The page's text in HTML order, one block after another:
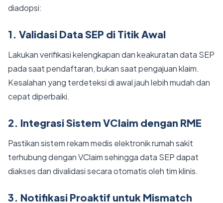
diadopsi:
1. Validasi Data SEP di Titik Awal
Lakukan verifikasi kelengkapan dan keakuratan data SEP
pada saat pendaftaran, bukan saat pengajuan klaim.
Kesalahan yang terdeteksi di awal jauh lebih mudah dan
cepat diperbaiki.
2. Integrasi Sistem VClaim dengan RME
Pastikan sistem rekam medis elektronik rumah sakit
terhubung dengan VClaim sehingga data SEP dapat
diakses dan divalidasi secara otomatis oleh tim klinis.
3. Notifikasi Proaktif untuk Mismatch